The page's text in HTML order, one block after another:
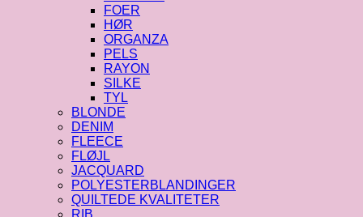
FOER
HØR
ORGANZA
PELS
RAYON
SILKE
TYL
BLONDE
DENIM
FLEECE
FLØJL
JACQUARD
POLYESTERBLANDINGER
QUILTEDE KVALITETER
RIB